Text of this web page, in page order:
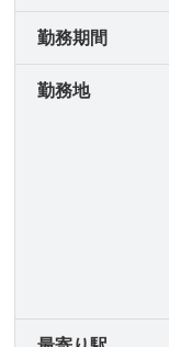
勤務期間
勤務地